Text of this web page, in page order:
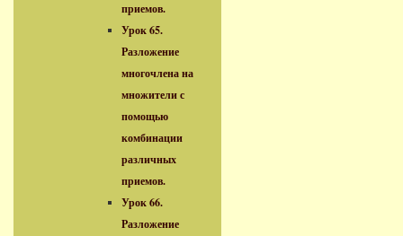
приемов.
Урок 65.
Разложение
многочлена на
множители с
помощью
комбинации
различных
приемов.
Урок 66.
Разложение